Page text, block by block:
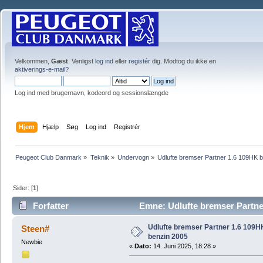
Velkommen, Gæst . Venligst log ind eller registér dig. Modtog du ikke en
aktiverings-e-mail?
Log ind med brugernavn, kodeord og sessionslængde
Hjem Hjælp Søg Log ind Registrér
Peugeot Club Danmark » Teknik » Undervogn» Udlufte bremser Partner 1.6 109HK
Sider: [1]
Forfatter
Emne: Udlufte bremser
gange)
Steen#
Newbie
Udlufte bremser Partner 1.6
benzin 2005
« Dato: 14. Juni 2025, 18:28 »